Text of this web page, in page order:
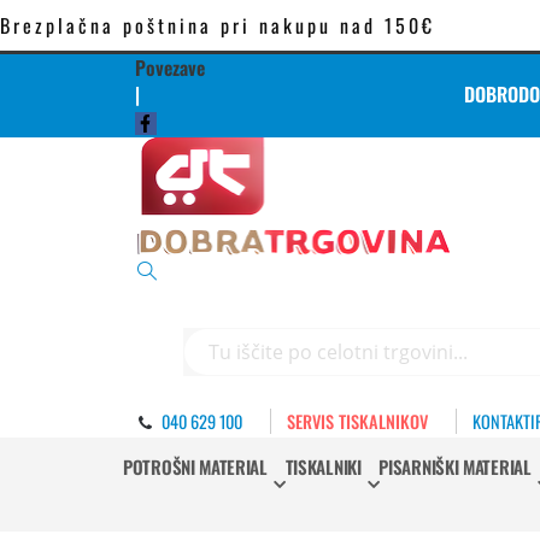
Brezplačna poštnina pri nakupu nad 150€
Povezave
|
040 629 100 SERVIS TISKALNIKOV
POTROŠNI MATERIAL TISKALNIKI PISARNIŠKI MATERIAL